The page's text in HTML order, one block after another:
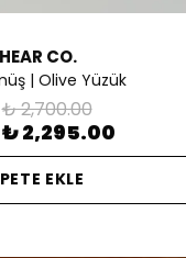
CO.
| Olive Yüzük
₺ 2,700.00
₺ 2,295.00
EKLE